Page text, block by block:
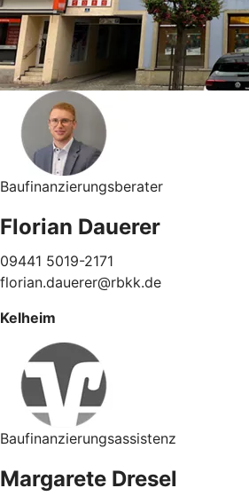
Baufinanzierungsberater
Florian Dauerer
09441 5019-2171
florian.dauerer@rbkk.de
Kelheim
Baufinanzierungsassistenz
Margarete Dresel